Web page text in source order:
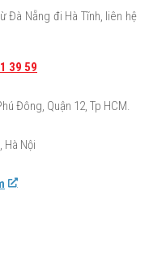
Đà Nẵng đi Hà Tĩnh, liên hệ
39 59
Đông, Quận 12, Tp HCM.
Hà Nội